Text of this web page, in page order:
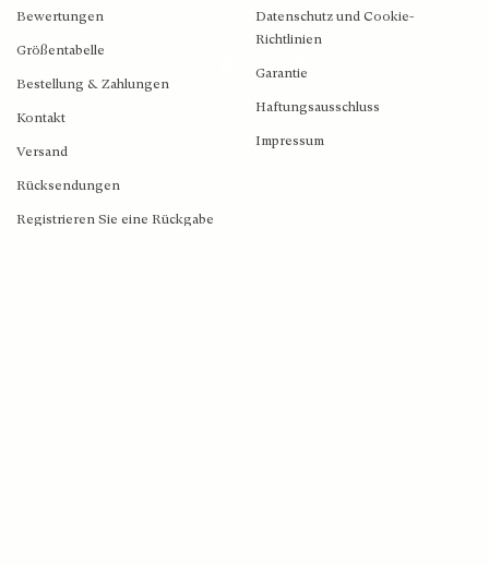
Bewertungen
Größentabelle
Bestellung & Zahlungen
Kontakt
Versand
Rücksendungen
Registrieren Sie eine Rückgabe
Datenschutz und Cookie-
Richtlinien
Garantie
Haftungsausschluss
Impressum
2026 © Blush Jewels 2021 all rights reserved.